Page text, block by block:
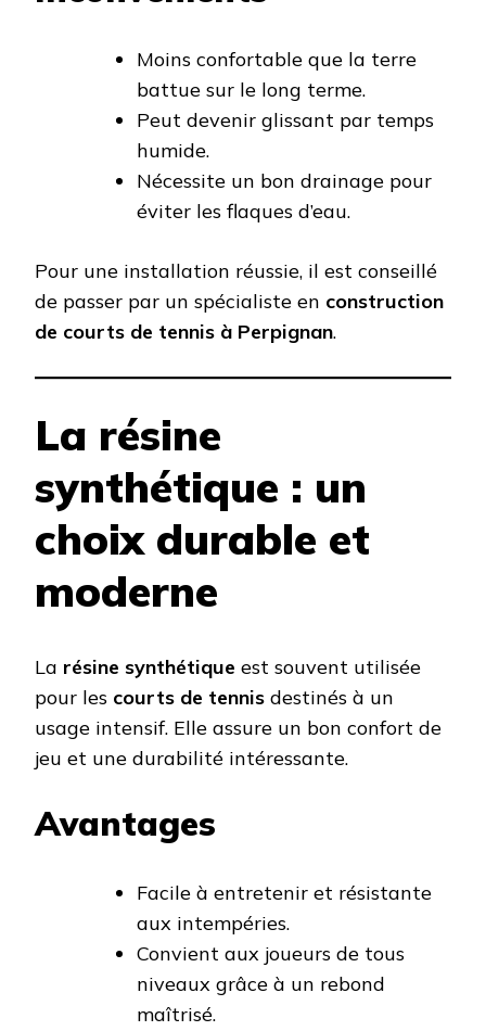
Moins confortable que la terre
battue sur le long terme.
Peut devenir glissant par temps
humide.
Nécessite un bon drainage pour
éviter les flaques d’eau.
Pour une installation réussie, il est conseillé
de passer par un spécialiste en construction
de courts de tennis à Perpignan.
La résine
synthétique : un
choix durable et
moderne
La résine synthétique est souvent utilisée
pour les courts de tennis destinés à un
usage intensif. Elle assure un bon confort de
jeu et une durabilité intéressante.
Avantages
Facile à entretenir et résistante
aux intempéries.
Convient aux joueurs de tous
niveaux grâce à un rebond
maîtrisé.